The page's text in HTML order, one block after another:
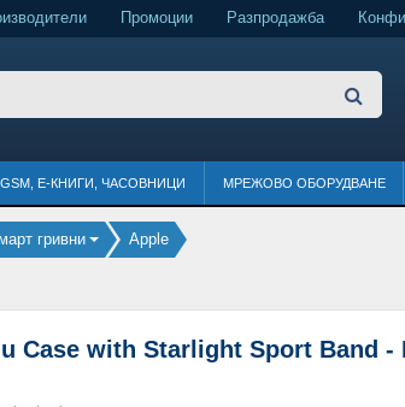
Промоции Разпродажба
GSM, Е-КНИГИ, ЧАСОВНИЦИ МРЕЖОВО ОБОРУДВАНЕ
гривни Apple
Case with Starlight Sport Band -